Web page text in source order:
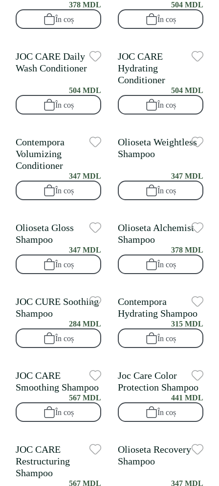
378 MDL
În coș
504 MDL
În coș
JOC CARE Daily
Wash Conditioner
504 MDL
În coș
JOC CARE
Hydrating
Conditioner
504 MDL
În coș
Contempora
Volumizing
Conditioner
347 MDL
În coș
Olioseta Weightless
Shampoo
347 MDL
În coș
Olioseta Gloss
Shampoo
347 MDL
În coș
Olioseta Alchemist
Shampoo
378 MDL
În coș
JOC CURE Soothing
Shampoo
284 MDL
În coș
Contempora
Hydrating Shampoo
315 MDL
În coș
JOC CARE
Smoothing Shampoo
567 MDL
În coș
Joc Care Color
Protection Shampoo
441 MDL
În coș
JOC CARE
Restructuring
Shampoo
567 MDL
Olioseta Recovery
Shampoo
347 MDL